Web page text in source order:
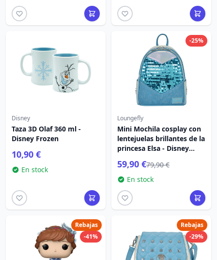
Disney
Taza 3D Olaf 360 ml -
Disney Frozen
10,90 €
En stock
-25%
Loungefly
Mini Mochila cosplay con
lentejuelas brillantes de la
princesa Elsa - Disney
59,90 €79,90 €
En stock
Rebajas
-41%
Rebajas
-29%